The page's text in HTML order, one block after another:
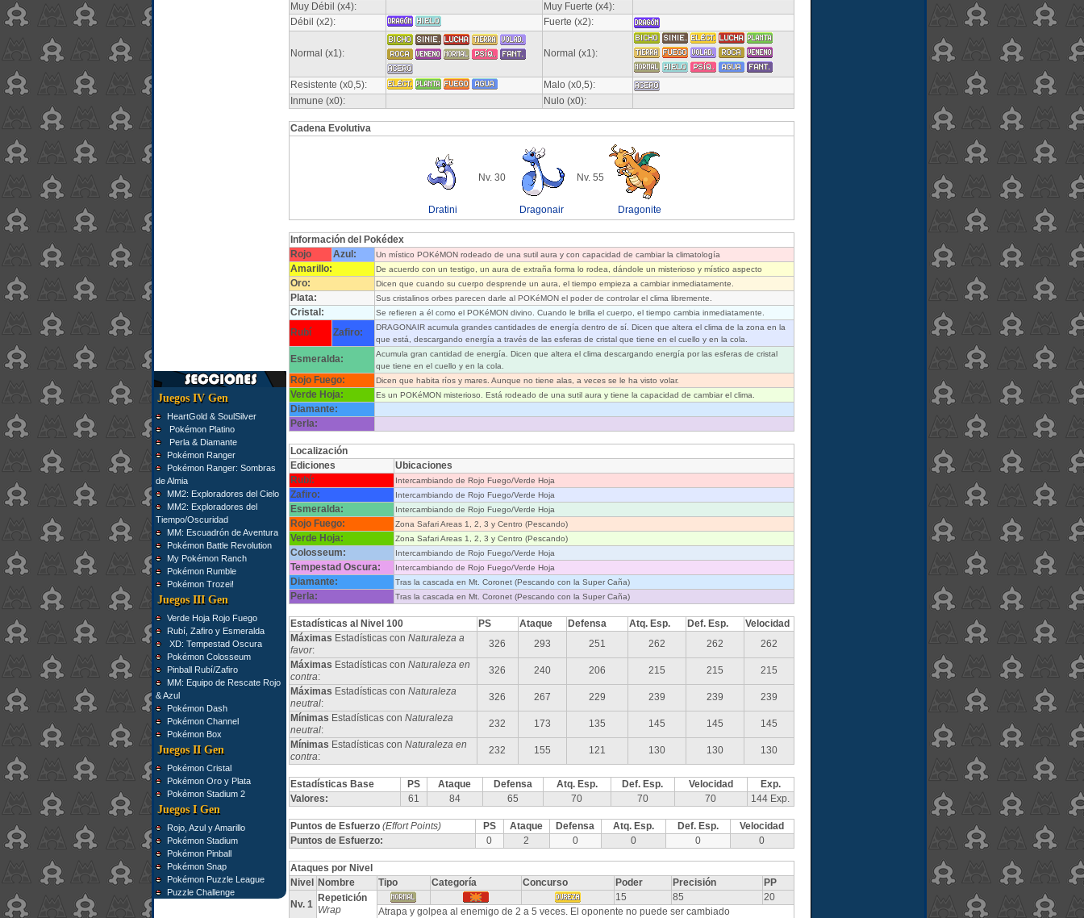
Juegos IV Gen
HeartGold & SoulSilver
Pokémon Platino
Perla & Diamante
Pokémon Ranger
Pokémon Ranger: Sombras
de Almia
MM2: Exploradores del Cielo
MM2: Exploradores del
Tiempo/Oscuridad
MM: Escuadrón de Aventura
Pokémon Battle Revolution
My Pokémon Ranch
Pokémon Rumble
Pokémon Trozei!
Juegos III Gen
Verde Hoja Rojo Fuego
Rubí, Zafiro y Esmeralda
XD: Tempestad Oscura
Pokémon Colosseum
Pinball Rubí/Zafiro
MM: Equipo de Rescate Rojo
& Azul
Pokémon Dash
Pokémon Channel
Pokémon Box
Juegos II Gen
Pokémon Cristal
Pokémon Oro y Plata
Pokémon Stadium 2
Juegos I Gen
Rojo, Azul y Amarillo
Pokémon Stadium
Pokémon Pinball
Pokémon Snap
Pokémon Puzzle League
Puzzle Challenge
Muy Débil (x4):
Muy Fuerte (x4):
Débil (x2):
Fuerte (x2):
Normal (x1): Normal (x1):
Resistente (x0,5):
Malo (x0,5):
Inmune (x0):
Nulo (x0):
Cadena Evolutiva
Dratini
Nv. 30
Dragonair
Nv. 55
Dragonite
Información del Pokédex
Rojo
Azul: Un místico POKéMON rodeado de una sutil aura y con capacidad de cambiar la climatología
Amarillo: De acuerdo con un testigo, un aura de extraña forma lo rodea, dándole un misterioso y místico aspecto
Oro: Dicen que cuando su cuerpo desprende un aura, el tiempo empieza a cambiar inmediatamente.
Plata: Sus cristalinos orbes parecen darle al POKéMON el poder de controlar el clima libremente.
Cristal: Se refieren a él como el POKéMON divino. Cuando le brilla el cuerpo, el tiempo cambia inmediatamente.
Rubí Zafiro:
DRAGONAIR acumula grandes cantidades de energía dentro de sí. Dicen que altera el clima de la zona en la
que está, descargando energía a través de las esferas de cristal que tiene en el cuello y en la cola.
Esmeralda:
Acumula gran cantidad de energía. Dicen que altera el clima descargando energía por las esferas de cristal
que tiene en el cuello y en la cola.
Rojo Fuego: Dicen que habita ríos y mares. Aunque no tiene alas, a veces se le ha visto volar.
Verde Hoja: Es un POKéMON misterioso. Está rodeado de una sutil aura y tiene la capacidad de cambiar el clima.
Diamante:
Perla:
Localización
Ediciones
Ubicaciones
Rubí:
Intercambiando de Rojo Fuego/Verde Hoja
Zafiro: Intercambiando de Rojo Fuego/Verde Hoja
Esmeralda: Intercambiando de Rojo Fuego/Verde Hoja
Rojo Fuego: Zona Safari Areas 1, 2, 3 y Centro (Pescando)
Verde Hoja: Zona Safari Areas 1, 2, 3 y Centro (Pescando)
Colosseum: Intercambiando de Rojo Fuego/Verde Hoja
Tempestad Oscura: Intercambiando de Rojo Fuego/Verde Hoja
Diamante: Tras la cascada en Mt. Coronet (Pescando con la Super Caña)
Perla: Tras la cascada en Mt. Coronet (Pescando con la Super Caña)
Estadísticas al Nivel 100 PS Ataque Defensa Atq. Esp. Def. Esp.
Velocidad
Máximas Estadísticas con Naturaleza a
favor:
326 293 251 262 262
262
Máximas Estadísticas con Naturaleza en
contra:
326 240 206 215 215
215
Máximas Estadísticas con Naturaleza
neutral:
326 267 229 239 239
239
Mínimas Estadísticas con Naturaleza
neutral:
232 173 135 145 145
145
Mínimas Estadísticas con Naturaleza en
contra:
232 155 121 130 130 130
Estadísticas Base PS Ataque Defensa Atq. Esp. Def. Esp. Velocidad
Exp.
Valores:
61 84 65 70 70 70 144 Exp.
Puntos de Esfuerzo (Effort Points) PS Ataque Defensa Atq. Esp. Def. Esp.
Velocidad
Puntos de Esfuerzo:
0 2 0 0 0 0
Ataques por Nivel
Nivel
Nombre Tipo Categoría Concurso Poder Precisión
PP
Nv. 1
Repetición
Wrap
15 85
20
Atrapa y golpea al enemigo de 2 a 5 veces. El oponente no puede ser cambiado